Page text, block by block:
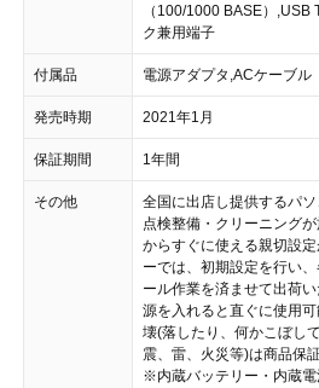
（100/1000 BASE）,USB
ク兼用端子
付属品 電源アダプタ,ACケーブル
発売時期 2021年1月
保証期間 1年間
その他
全国に出店し提供するパ
点検整備・クリーニング
からすぐに使える親切設
ーでは、初期設定を行い
ール作業を済ませて出荷
源を入れると直ぐに使用
壊(落したり、何かこぼし
震、雷、火災等)は商品保
※内蔵バッテリー・内蔵